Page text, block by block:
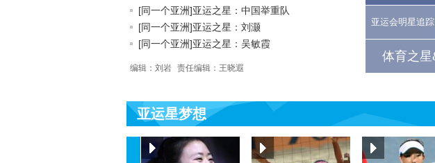
[同一个亚洲]亚运之星：中国举重队
[同一个亚洲]亚运之星：刘灏
[同一个亚洲]亚运之星：吴敏霞
编辑：刘岩 责任编辑：王晓遐
亚运会明星追踪
体育之
亚运星梦想